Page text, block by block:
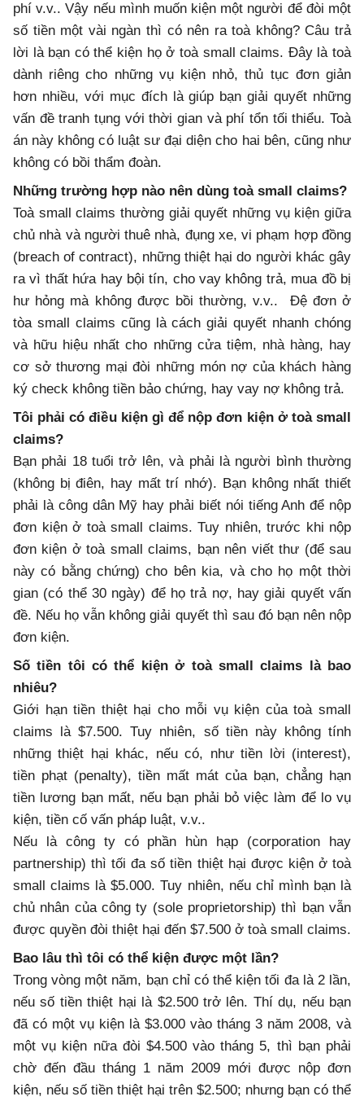
phí v.v.. Vậy nếu mình muốn kiện một người để đòi một
số tiền một vài ngàn thì có nên ra toà không? Câu trả
lời là bạn có thể kiện họ ở toà small claims. Đây là toà
dành riêng cho những vụ kiện nhỏ, thủ tục đơn giản
hơn nhiều, với mục đích là giúp bạn giải quyết những
vấn đề tranh tụng với thời gian và phí tổn tối thiểu. Toà
án này không có luật sư đại diện cho hai bên, cũng như
không có bồi thẩm đoàn.
Những trường hợp nào nên dùng toà small claims?
Toà small claims thường giải quyết những vụ kiện giữa
chủ nhà và người thuê nhà, đụng xe, vi phạm hợp đồng
(breach of contract), những thiệt hại do người khác gây
ra vì thất hứa hay bội tín, cho vay không trả, mua đồ bị
hư hỏng mà không được bồi thường, v.v.. Đệ đơn ở
tòa small claims cũng là cách giải quyết nhanh chóng
và hữu hiệu nhất cho những cửa tiệm, nhà hàng, hay
cơ sở thương mại đòi những món nợ của khách hàng
ký check không tiền bảo chứng, hay vay nợ không trả.
Tôi phải có điều kiện gì để nộp đơn kiện ở toà small
claims?
Bạn phải 18 tuổi trở lên, và phải là người bình thường
(không bị điên, hay mất trí nhớ). Bạn không nhất thiết
phải là công dân Mỹ hay phải biết nói tiếng Anh để nộp
đơn kiện ở toà small claims. Tuy nhiên, trước khi nộp
đơn kiện ở toà small claims, bạn nên viết thư (để sau
này có bằng chứng) cho bên kia, và cho họ một thời
gian (có thể 30 ngày) để họ trả nợ, hay giải quyết vấn
đề. Nếu họ vẫn không giải quyết thì sau đó bạn nên nộp
đơn kiện.
Số tiền tôi có thể kiện ở toà small claims là bao
nhiêu?
Giới hạn tiền thiệt hại cho mỗi vụ kiện của toà small
claims là $7.500. Tuy nhiên, số tiền này không tính
những thiệt hại khác, nếu có, như tiền lời (interest),
tiền phạt (penalty), tiền mất mát của bạn, chẳng hạn
tiền lương bạn mất, nếu bạn phải bỏ việc làm để lo vụ
kiện, tiền cố vấn pháp luật, v.v..
Nếu là công ty có phần hùn hạp (corporation hay
partnership) thì tối đa số tiền thiệt hại được kiện ở toà
small claims là $5.000. Tuy nhiên, nếu chỉ mình bạn là
chủ nhân của công ty (sole proprietorship) thì bạn vẫn
được quyền đòi thiệt hại đến $7.500 ở toà small claims.
Bao lâu thì tôi có thể kiện được một lần?
Trong vòng một năm, bạn chỉ có thể kiện tối đa là 2 lần,
nếu số tiền thiệt hại là $2.500 trở lên. Thí dụ, nếu bạn
đã có một vụ kiện là $3.000 vào tháng 3 năm 2008, và
một vụ kiện nữa đòi $4.500 vào tháng 5, thì bạn phải
chờ đến đầu tháng 1 năm 2009 mới được nộp đơn
kiện, nếu số tiền thiệt hại trên $2.500; nhưng bạn có thể